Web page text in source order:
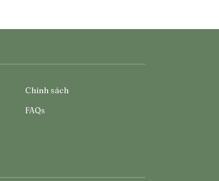
Chính sách
FAQs